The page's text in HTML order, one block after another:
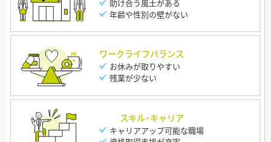
助け合う風土がある
年齢や性別の壁がない
ワークライフバランス
お休みが取りやすい
残業が少ない
スキル・キャリア
キャリアアップ可能な職場